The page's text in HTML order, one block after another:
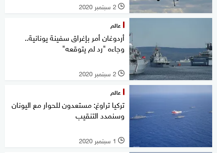
l 2 سبتمبر 2020
عالم
أردوغان أمر بإغراق سفينة يونانية..
وجاءه "رد لم يتوقعه"
l 2 سبتمبر 2020
عالم
تركيا تراوغ: مستعدون للحوار مع اليونان
وسنمدد التنقيب
l 1 سبتمبر 2020